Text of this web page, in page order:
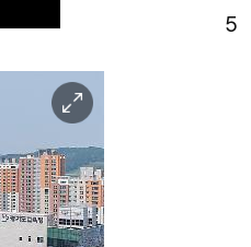
이
미
지
확
대
5